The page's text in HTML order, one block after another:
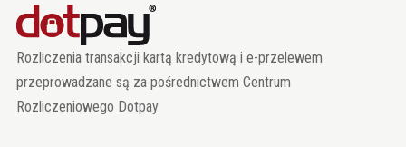
Rozliczenia transakcji kartą kredytową i e-przelewem
przeprowadzane są za pośrednictwem Centrum
Rozliczeniowego Dotpay